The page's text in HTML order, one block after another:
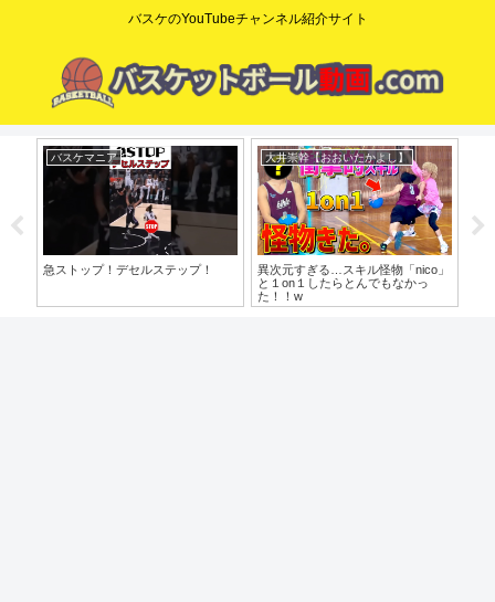
バスケのYouTubeチャンネル紹介サイト
dunkman yoshi
やっと〇〇の意図がわかりました
コニーのドリブルスクール
【すぐ使える】相手を置き去り!! 抜
けるタイミングは00です。